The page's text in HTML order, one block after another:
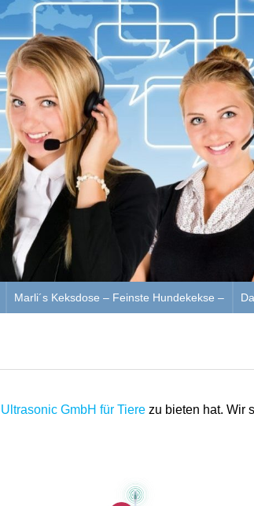
Marli´s Keksdose – Feinste Hundekekse –
GmbH für Tierezu bieten hat. Wir